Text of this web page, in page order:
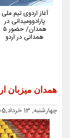
افتتاح اولین باشگاه
تخصصی تنیس روی
میز استان همدان
همدان میزبان
چهارشنبه, 13 خرداد,1405 - 09:01 ق.ظ |